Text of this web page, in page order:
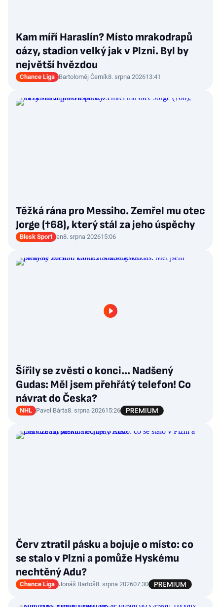
Kam míří Haraslín? Místo mrakodrapů
oázy, stadion velký jak v Plzni. Byl by
největší hvězdou
Chance Liga Bartoloměj Černík8. srpna 202613:41
Těžká rána pro Messiho. Zemřel mu otec
Jorge (†68), který stál za jeho úspěchy
Blesk Sport en8. srpna 202615:06
Šířily se zvěsti o konci... Nadšený
Gudas: Měl jsem přehřátý telefon! Co
návrat do Česka?
NHL Pavel Bárta8. srpna 202615:26
Červ ztratil pásku a bojuje o místo: co
se stalo v Plzni a pomůže Hyskému
nechtěný Adu?
Chance Liga Jonáš Bartoš8. srpna 202607:30